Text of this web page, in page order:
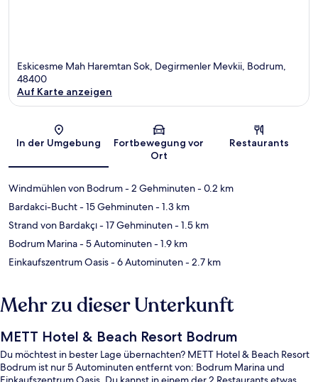
Eskicesme Mah Haremtan Sok, Degirmenler Mevkii, Bodrum,
48400
Auf Karte anzeigen
In der Umgebung
Fortbewegung vor
Ort
Restaurants
Windmühlen von Bodrum- 2 Gehminuten- 0.2 km
Bardakci-Bucht- 15 Gehminuten- 1.3 km
Strand von Bardakçı- 17 Gehminuten- 1.5 km
Bodrum Marina- 5 Autominuten- 1.9 km
Einkaufszentrum Oasis- 6 Autominuten- 2.7 km
Mehr zu dieser Unterkunft
METT Hotel & Beach Resort Bodrum
Du möchtest in bester Lage übernachten? METT Hotel & Beach Resort
Bodrum ist nur 5 Autominuten entfernt von: Bodrum Marina und